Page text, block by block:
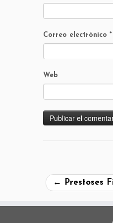
Correo electrónico *
Web
← Prestoses